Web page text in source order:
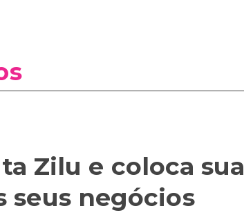
Zilu e coloca sua
seus negócios